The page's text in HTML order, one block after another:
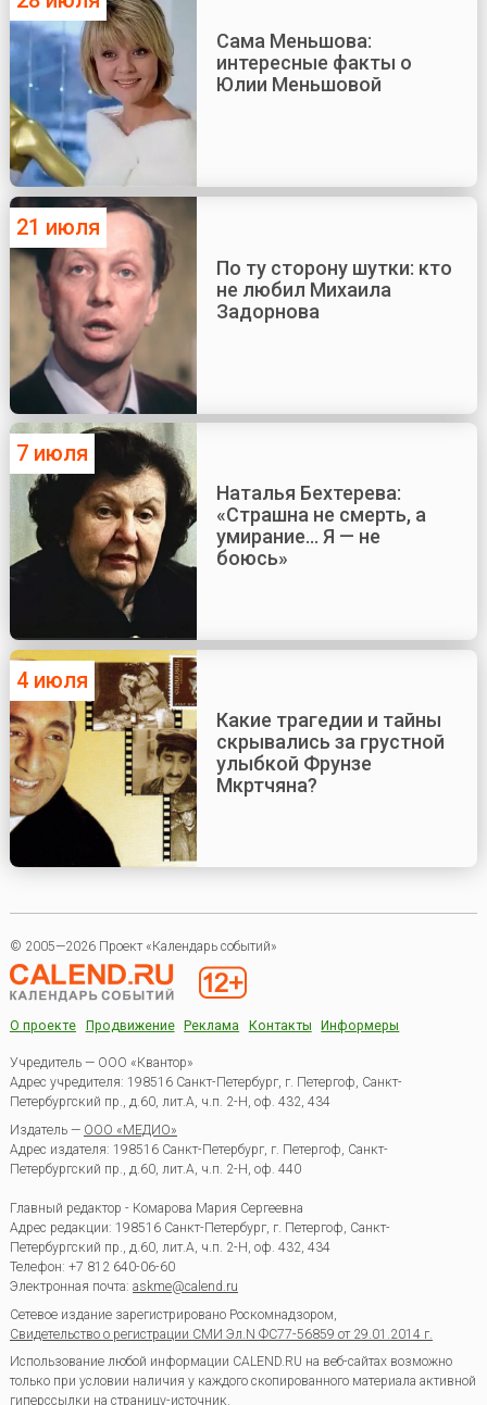
Сама Меньшова:
интересные факты о
Юлии Меньшовой
21 июля
По ту сторону шутки: кто
не любил Михаила
Задорнова
7 июля
Наталья Бехтерева:
«Страшна не смерть, а
умирание... Я — не
боюсь»
4 июля
Какие трагедии и тайны
скрывались за грустной
улыбкой Фрунзе
Мкртчяна?
© 2005—2026 Проект «Календарь событий»
О проекте Продвижение Реклама Контакты Информеры
Учредитель — ООО «Квантор»
Адрес учредителя: 198516 Санкт-Петербург, г. Петергоф, Санкт-
Петербургский пр., д.60, лит.А, ч.п. 2-Н, оф. 432, 434
Издатель — ООО «МЕДИО»
Адрес издателя: 198516 Санкт-Петербург, г. Петергоф, Санкт-
Петербургский пр., д.60, лит.А, ч.п. 2-Н, оф. 440
Главный редактор - Комарова Мария Сергеевна
Адрес редакции: 198516 Санкт-Петербург, г. Петергоф, Санкт-
Петербургский пр., д.60, лит.А, ч.п. 2-Н, оф. 432, 434
Телефон: +7 812 640-06-60
Электронная почта: askme@calend.ru
Сетевое издание зарегистрировано Роскомнадзором,
Свидетельство о регистрации СМИ Эл.N ФС77-56859 от 29.01.2014 г.
Использование любой информации CALEND.RU на веб-сайтах возможно
только при условии наличия у каждого скопированного материала активной
гиперссылки на страницу-источник.